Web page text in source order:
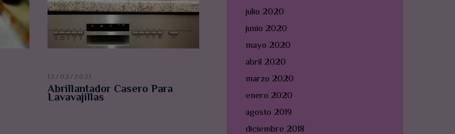
12/02/2021
Abrillantador Casero Para
Lavavajillas
julio 2020
junio 2020
mayo 2020
abril 2020
marzo 2020
enero 2020
agosto 2019
diciembre 2018